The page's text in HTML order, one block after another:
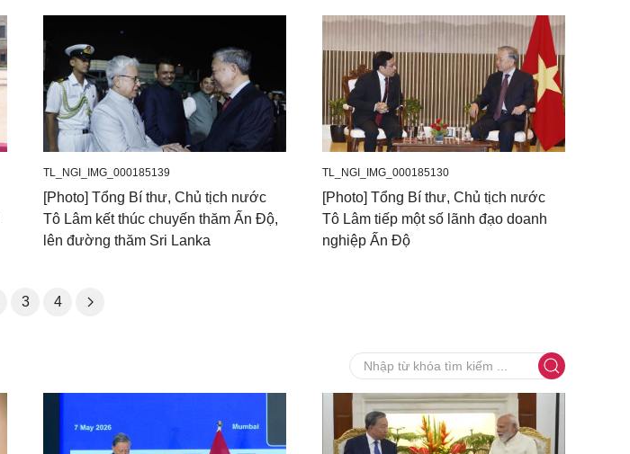
TL_NGI_IMG_000185139
[Photo] Tổng Bí thư, Chủ tịch nước
Tô Lâm kết thúc chuyến thăm Ấn Độ,
lên đường thăm Sri Lanka
TL_NGI_IMG_000185130
[Photo] Tổng Bí thư, Chủ tịch nước
Tô Lâm tiếp một số lãnh đạo doanh
nghiệp Ấn Độ
3 4